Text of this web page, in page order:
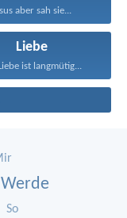
aber sah sie...
Liebe
ist langmütig...
Werde
So